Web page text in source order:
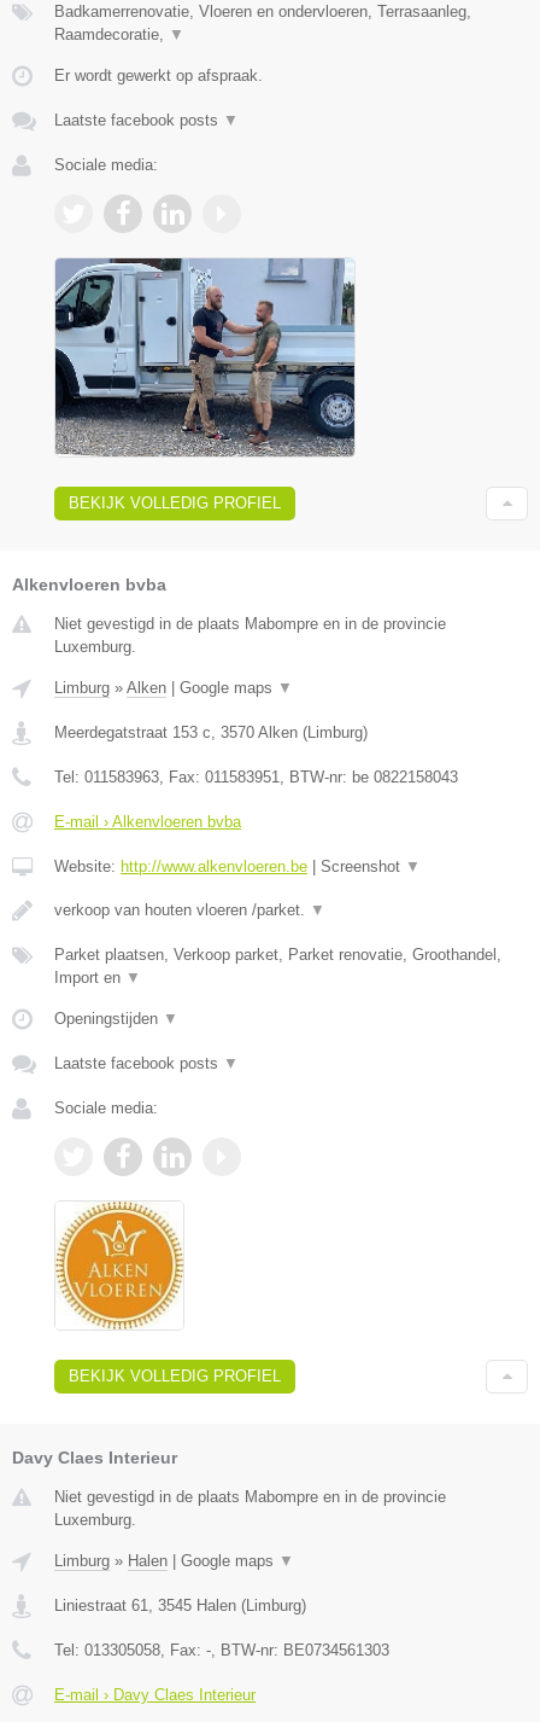
Badkamerrenovatie, Vloeren en ondervloeren, Terrasaanleg,
Raamdecoratie,
▼
Er wordt gewerkt op afspraak.
Laatste facebook posts ▼
Sociale media:
BEKIJK VOLLEDIG PROFIEL
Alkenvloeren bvba
Niet gevestigd in de plaats Mabompre en in de provincie
Luxemburg.
Limburg » Alken Google maps ▼
Meerdegatstraat 153 c, 3570 Alken (Limburg)
Tel: 011583963, Fax: 011583951, BTW-nr: be 0822158043
E-mail › Alkenvloeren bvba
Website: http://www.alkenvloeren.be Screenshot ▼
verkoop van houten vloeren /parket. ▼
Parket plaatsen, Verkoop parket, Parket renovatie, Groothandel,
Import en ▼
Openingstijden ▼
Laatste facebook posts ▼
Sociale media:
BEKIJK VOLLEDIG PROFIEL
Davy Claes Interieur
Niet gevestigd in de plaats Mabompre en in de provincie
Luxemburg.
Limburg » Halen Google maps ▼
Liniestraat 61, 3545 Halen (Limburg)
Tel: 013305058, Fax: -, BTW-nr: BE0734561303
E-mail › Davy Claes Interieur